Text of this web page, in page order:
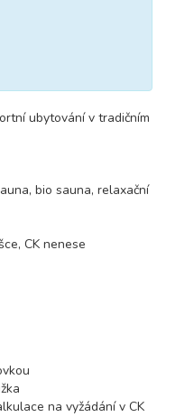
ubytování v tradičním
bio sauna, relaxační
CK nenese
na vyžádání v CK